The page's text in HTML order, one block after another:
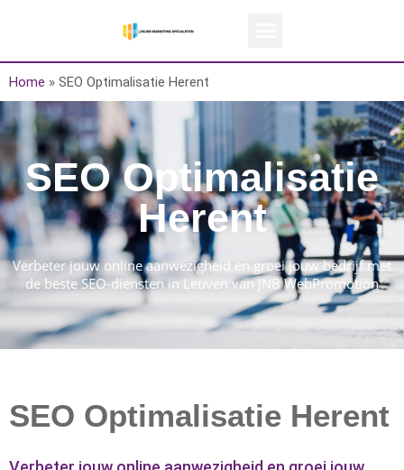
Home » SEO Optimalisatie Herent
SEO Optimalisatie
Herent
Verbeter jouw online aanwezigheid en groei jouw bedrijf met
de beste SEO-diensten in Leuven van JNB WebPromotion
SEO Optimalisatie Herent